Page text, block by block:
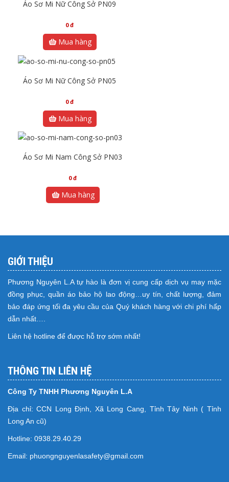
Áo Sơ Mi Nữ Công Sở PN09
0đ
Mua hàng
Áo Sơ Mi Nữ Công Sở PN05
0đ
Mua hàng
Áo Sơ Mi Nam Công Sở PN03
0đ
Mua hàng
GIỚI THIỆU
Phương Nguyên L.A tự hào là đơn vị cung cấp dịch vụ may mặc
đồng phục, quần áo bảo hộ lao động…uy tín, chất lượng, đảm
bảo đáp ứng tối đa yêu cầu của Quý khách hàng với chi phí hấp
dẫn nhất….
Liên hệ hotline để được hỗ trợ sớm nhất!
THÔNG TIN LIÊN HỆ
Công Ty TNHH Phương Nguyên L.A
Địa chỉ: CCN Long Định, Xã Long Cang, Tỉnh Tây Ninh ( Tỉnh
Long An cũ)
Hotline: 0938.29.40.29
Email: phuongnguyenlasafety@gmail.com